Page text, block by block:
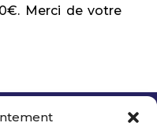
Merci de votre